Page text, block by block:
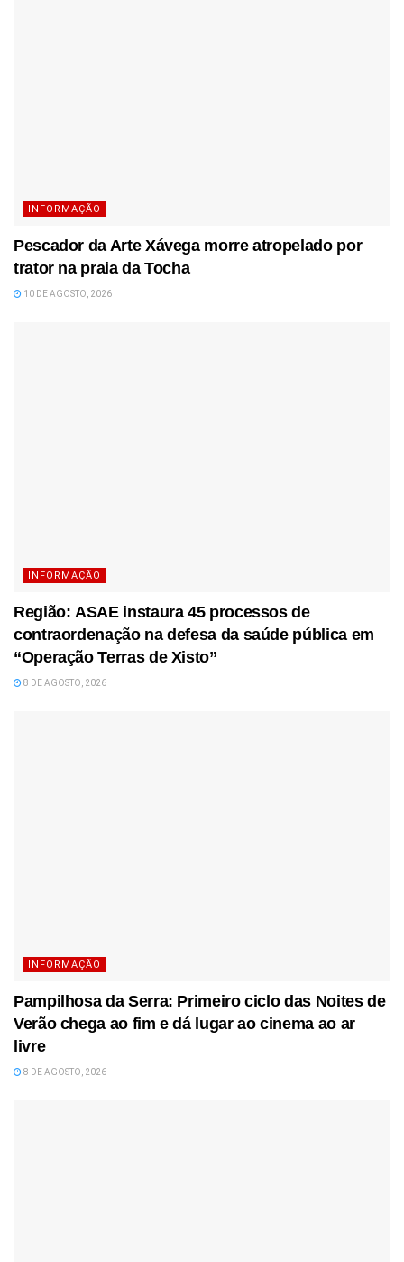
INFORMAÇÃO
Pescador da Arte Xávega morre atropelado por
trator na praia da Tocha
10 DE AGOSTO, 2026
INFORMAÇÃO
Região: ASAE instaura 45 processos de
contraordenação na defesa da saúde pública em
“Operação Terras de Xisto”
8 DE AGOSTO, 2026
INFORMAÇÃO
Pampilhosa da Serra: Primeiro ciclo das Noites de
Verão chega ao fim e dá lugar ao cinema ao ar
livre
8 DE AGOSTO, 2026